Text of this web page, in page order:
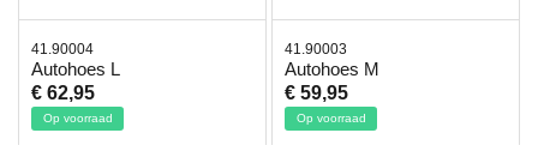
41.90004
Autohoes L
€ 62,95
Op voorraad
41.90003
Autohoes M
€ 59,95
Op voorraad